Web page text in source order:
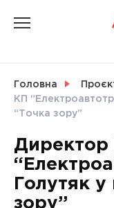
СВІТ
УКРАЇНА
Головна
КП
“Точка зору”
Директор
Голутяк у
зору”